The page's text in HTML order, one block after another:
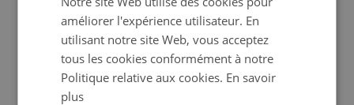
♦ Matériau :vinyle renforcé par une maille PES ;
♦ Épaisseur :1,6 mm ;
améliorer l'expérience utilisateur. En
utilisant notre site Web, vous acceptez
tous les cookies conformément à notre
Politique relative aux cookies. En savoir
plus